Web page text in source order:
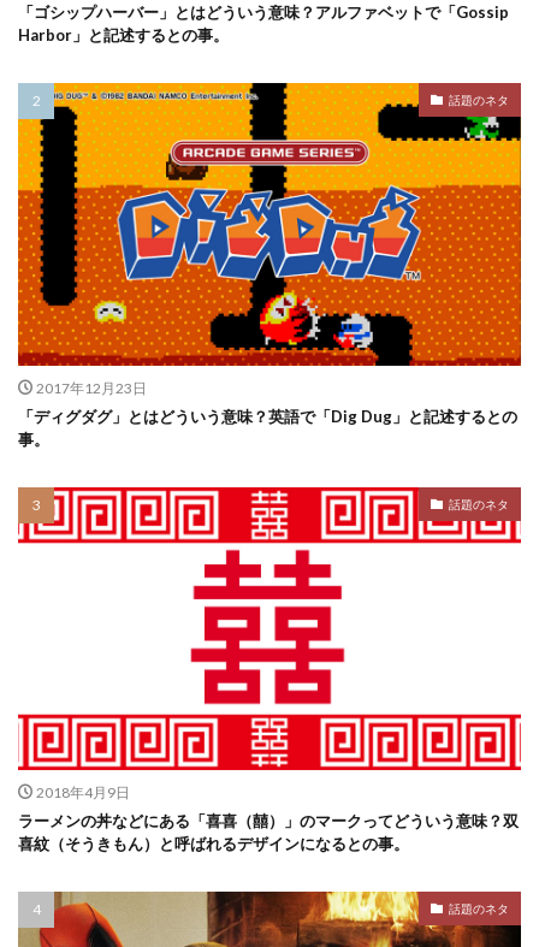
「ゴシップハーバー」とはどういう意味？アルファベットで「Gossip
Harbor」と記述するとの事。
話題のネタ
2017年12月23日
「ディグダグ」とはどういう意味？英語で「Dig Dug」と記述するとの
事。
話題のネタ
2018年4月9日
ラーメンの丼などにある「喜喜（囍）」のマークってどういう意味？双
喜紋（そうきもん）と呼ばれるデザインになるとの事。
話題のネタ